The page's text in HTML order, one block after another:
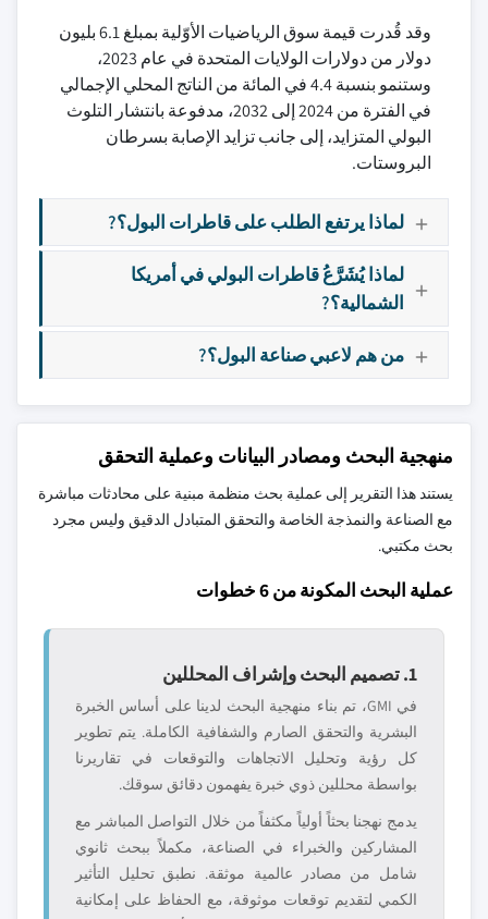
وقد قُدرت قيمة سوق الرياضيات الأوّلية بمبلغ 6.1 بليون
دولار من دولارات الولايات المتحدة في عام 2023،
وستنمو بنسبة 4.4 في المائة من الناتج المحلي الإجمالي
في الفترة من 2024 إلى 2032، مدفوعة بانتشار التلوث
البولي المتزايد، إلى جانب تزايد الإصابة بسرطان
البروستات.
لماذا يرتفع الطلب على قاطرات البول؟?
لماذا يُشَرَّعُ قاطرات البولي في أمريكا
الشمالية؟?
من هم لاعبي صناعة البول؟?
منهجية البحث ومصادر البيانات وعملية التحقق
يستند هذا التقرير إلى عملية بحث منظمة مبنية على محادثات مباشرة
مع الصناعة والنمذجة الخاصة والتحقق المتبادل الدقيق وليس مجرد
بحث مكتبي.
عملية البحث المكونة من 6 خطوات
1. تصميم البحث وإشراف المحللين
في GMI، تم بناء منهجية البحث لدينا على أساس الخبرة
البشرية والتحقق الصارم والشفافية الكاملة. يتم تطوير
كل رؤية وتحليل الاتجاهات والتوقعات في تقاريرنا
بواسطة محللين ذوي خبرة يفهمون دقائق سوقك.
يدمج نهجنا بحثاً أولياً مكثفاً من خلال التواصل المباشر مع
المشاركين والخبراء في الصناعة، مكملاً ببحث ثانوي
شامل من مصادر عالمية موثقة. نطبق تحليل التأثير
الكمي لتقديم توقعات موثوقة، مع الحفاظ على إمكانية